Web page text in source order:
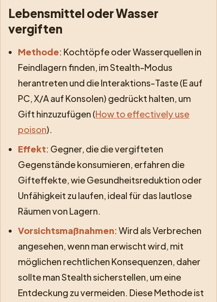
Lebensmittel oder Wasser
vergiften
Methode: Kochtöpfe oder Wasserquellen in
Feindlagern finden, im Stealth-Modus
herantreten und die Interaktions-Taste (E auf
PC, X/A auf Konsolen) gedrückt halten, um
Gift hinzuzufügen (How to effectively use
poison).
Effekt: Gegner, die die vergifteten
Gegenstände konsumieren, erfahren die
Gifteffekte, wie Gesundheitsreduktion oder
Unfähigkeit zu laufen, ideal für das lautlose
Räumen von Lagern.
Vorsichtsmaßnahmen: Wird als Verbrechen
angesehen, wenn man erwischt wird, mit
möglichen rechtlichen Konsequenzen, daher
sollte man Stealth sicherstellen, um eine
Entdeckung zu vermeiden. Diese Methode ist